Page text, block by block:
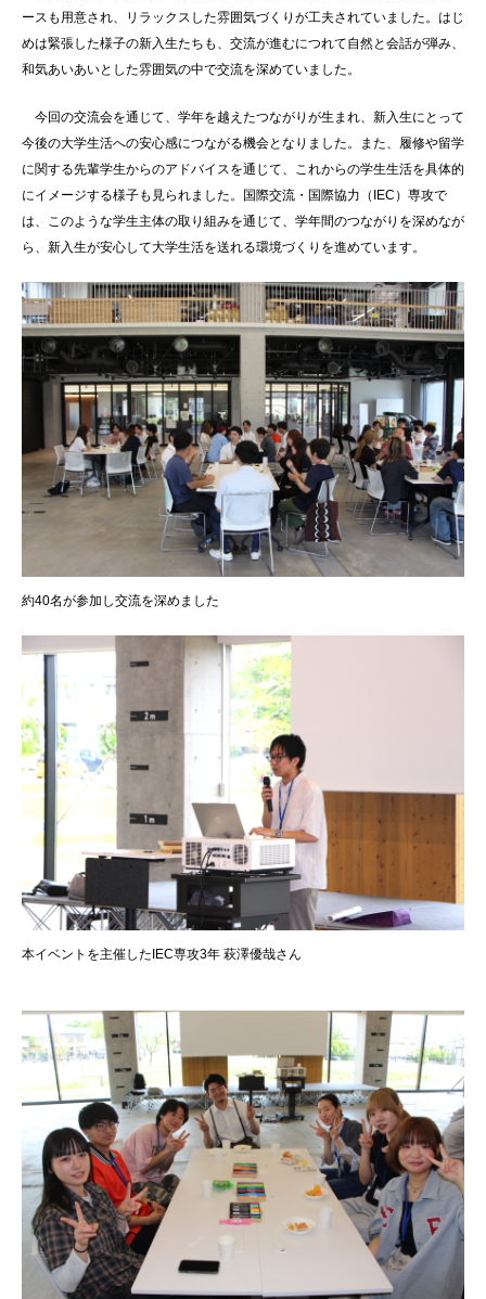
ースも用意され、リラックスした雰囲気づくりが工夫されていました。はじ
めは緊張した様子の新入生たちも、交流が進むにつれて自然と会話が弾み、
和気あいあいとした雰囲気の中で交流を深めていました。
今回の交流会を通じて、学年を越えたつながりが生まれ、新入生にとって
今後の大学生活への安心感につながる機会となりました。また、履修や留学
に関する先輩学生からのアドバイスを通じて、これからの学生生活を具体的
にイメージする様子も見られました。国際交流・国際協力（IEC）専攻で
は、このような学生主体の取り組みを通じて、学年間のつながりを深めなが
ら、新入生が安心して大学生活を送れる環境づくりを進めています。
約40名が参加し交流を深めました
本イベントを主催したIEC専攻3年 萩澤優哉さん